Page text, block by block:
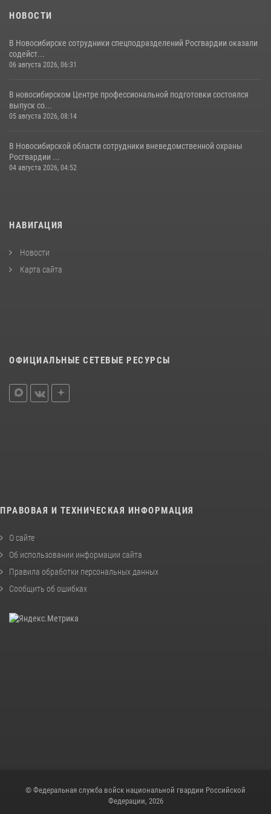
НОВОСТИ
В Новосибирске сотрудники спецподразделений Росгвардии оказали
содейст...
06 августа 2026, 06:31
В новосибирском Центре профессиональной подготовки состоялся
выпуск со...
05 августа 2026, 08:14
В Новосибирской области сотрудники вневедомственной охраны
Росгвардии ...
04 августа 2026, 04:52
НАВИГАЦИЯ
Новости
Карта сайта
ОФИЦИАЛЬНЫЕ СЕТЕВЫЕ РЕСУРСЫ
ПРАВОВАЯ И ТЕХНИЧЕСКАЯ ИНФОРМАЦИЯ
О сайте
Об использовании информации сайта
Правила обработки персональных данных
Сообщить об ошибках
© Федеральная служба войск национальной гвардии Российской
Федерации, 2026